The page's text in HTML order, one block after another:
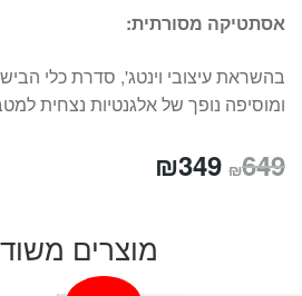
אסתטיקה מסורתית:
בהשראת עיצובי וינטג', סדרת כלי
ומוסיפה נופך של אלגנטיות נצחית
₪649 המחיר
₪349
הוא:
₪349.
מוצרים